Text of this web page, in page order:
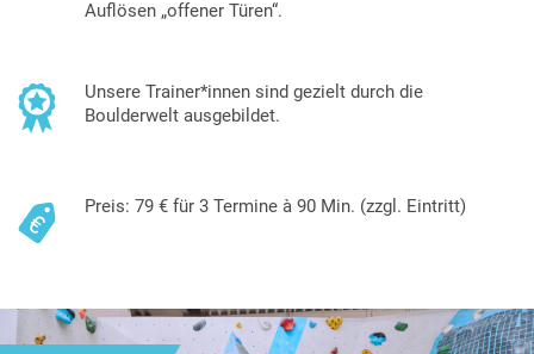
Auflösen „offener Türen“.
Unsere Trainer*innen sind gezielt durch die
Boulderwelt ausgebildet.
Preis: 79 € für 3 Termine à 90 Min. (zzgl. Eintritt)